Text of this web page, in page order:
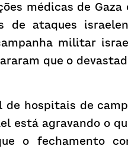
médicas de Gaza
de ataques
militar
que o
de hospitais de
está agravando o
o fechamento